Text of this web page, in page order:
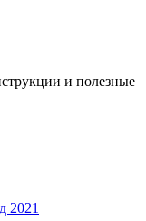
и полезные
2021